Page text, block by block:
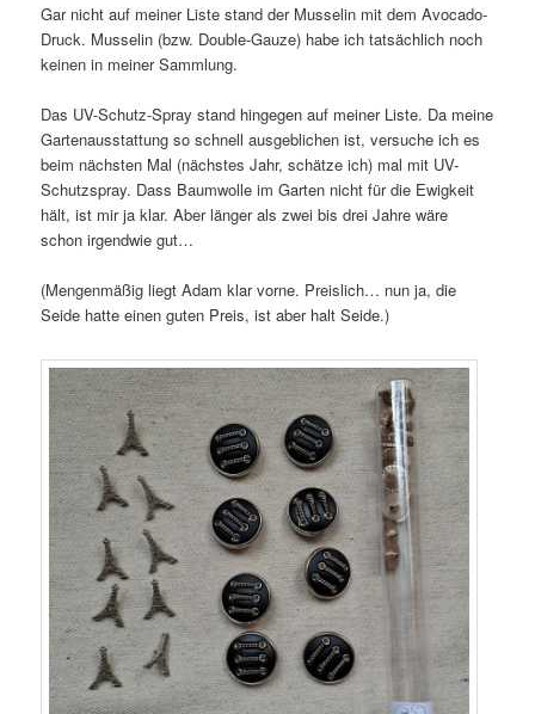
Gar nicht auf meiner Liste stand der Musselin mit dem Avocado-
Druck. Musselin (bzw. Double-Gauze) habe ich tatsächlich noch
keinen in meiner Sammlung.
Das UV-Schutz-Spray stand hingegen auf meiner Liste. Da meine
Gartenausstattung so schnell ausgeblichen ist, versuche ich es
beim nächsten Mal (nächstes Jahr, schätze ich) mal mit UV-
Schutzspray. Dass Baumwolle im Garten nicht für die Ewigkeit
hält, ist mir ja klar. Aber länger als zwei bis drei Jahre wäre
schon irgendwie gut…
(Mengenmäßig liegt Adam klar vorne. Preislich… nun ja, die
Seide hatte einen guten Preis, ist aber halt Seide.)